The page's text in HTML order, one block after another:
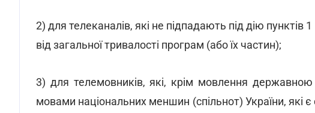
2) для телеканалів, які не підпадають під дію пунктів
від загальної тривалості програм (або їх частин);
3) для телемовників, які, крім мовлення
мовами національних меншин (спільнот) України, які